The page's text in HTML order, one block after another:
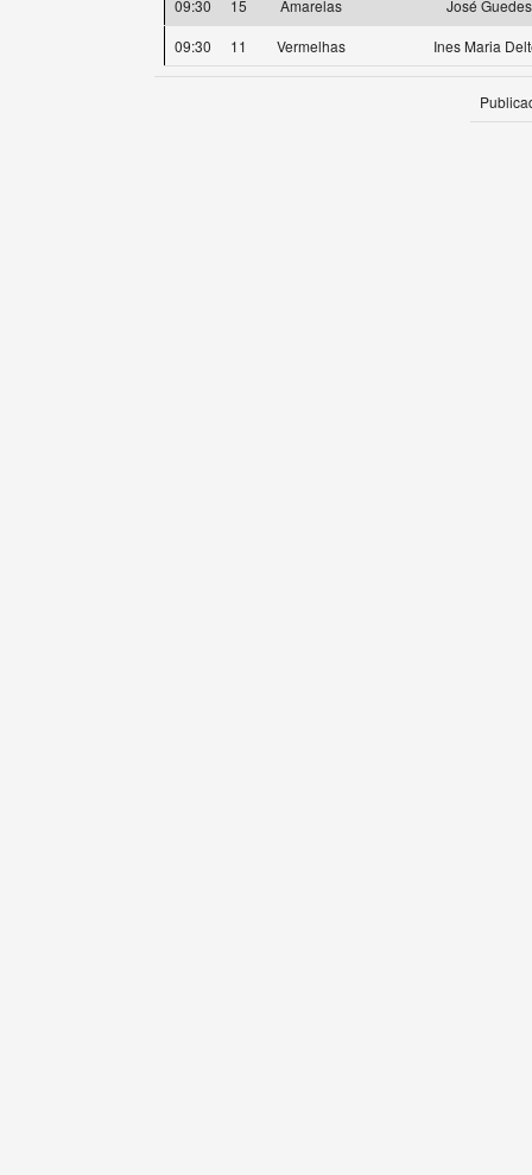
09:30 15 Amarelas
José Guedes
09:30
11 Vermelhas Ines Maria